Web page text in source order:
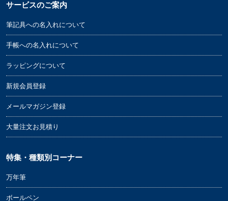
サービスのご案内
筆記具への名入れについて
手帳への名入れについて
ラッピングについて
新規会員登録
メールマガジン登録
大量注文お見積り
特集・種類別コーナー
万年筆
ボールペン